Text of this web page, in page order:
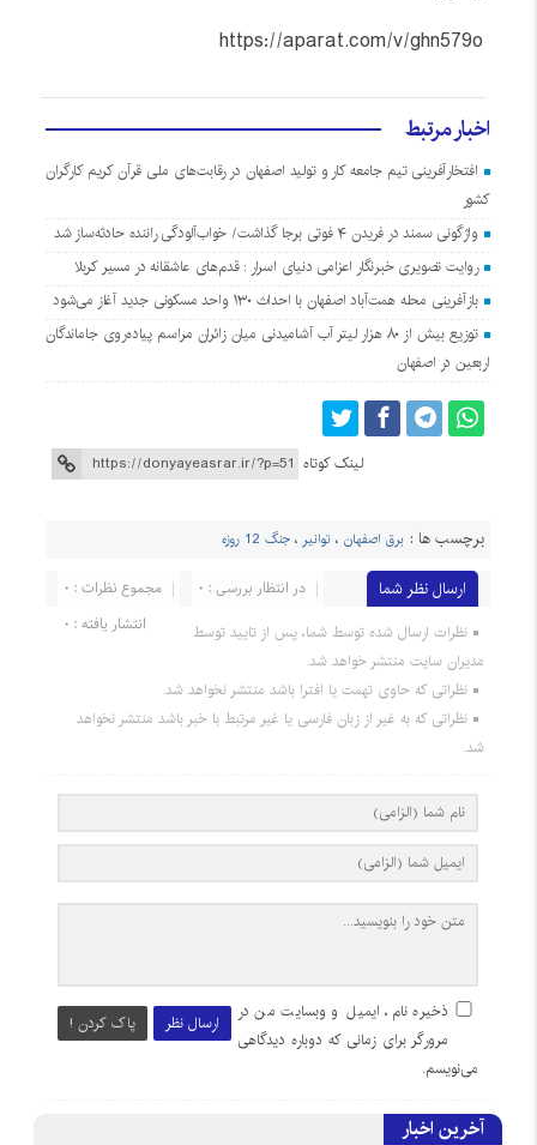
https://aparat.com/v/ghn579o
اخبار مرتبط
افتخارآفرینی تیم جامعه کار و تولید اصفهان در رقابت‌های ملی قرآن کریم کارگران
کشور
واژگونی سمند در فریدن ۴ فوتی برجا گذاشت/ خواب‌آلودگی راننده حادثه‌ساز شد
روایت تصویری خبرنگار اعزامی دنیای اسرار : قدم‌های عاشقانه در مسیر کربلا
بازآفرینی محله همت‌آباد اصفهان با احداث ۱۳۰ واحد مسکونی جدید آغاز می‌شود
توزیع بیش از ۸۰ هزار لیتر آب آشامیدنی میان زائران مراسم پیاده‌روی جاماندگان
اربعین در اصفهان
لینک کوتاه
برچسب ها : برق اصفهان ،توانیر ،جنگ 12 روزه
ارسال نظر شما مجموع نظرات : 0
در انتظار بررسی : 0
انتشار یافته : 0
نظرات ارسال شده توسط شما، پس از تایید توسط
مدیران سایت منتشر خواهد شد.
نظراتی که حاوی تهمت یا افترا باشد منتشر نخواهد شد.
نظراتی که به غیر از زبان فارسی یا غیر مرتبط با خبر باشد منتشر نخواهد
شد.
ارسال نظر پاک کردن !
ذخیره نام، ایمیل و وبسایت من در
مرورگر برای زمانی که دوباره دیدگاهی
می‌نویسم.
آخرین اخبار